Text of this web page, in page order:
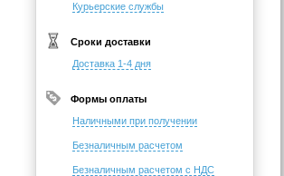
Курьерские службы
Сроки доставки
Доставка 1-4 дня
Формы оплаты
Наличными при получении
Безналичным расчетом
Безналичным расчетом с НДС